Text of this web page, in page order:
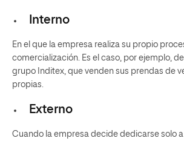
Interno
En el que la empresa realiza su propio
comercialización. Es el caso, por ejemplo,
grupo Inditex, que venden sus prendas de
propias.
Externo
Cuando la empresa decide dedicarse solo